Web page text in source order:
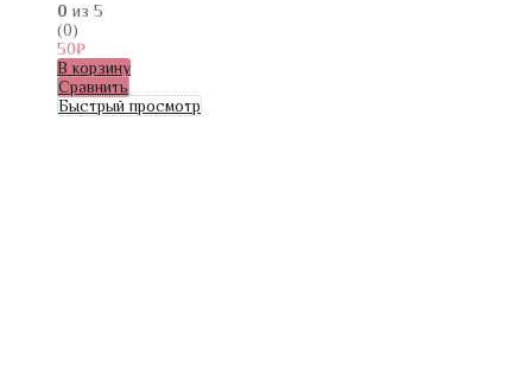
0 из 5
(0)
50₽
В корзину
Сравнить
Быстрый просмотр